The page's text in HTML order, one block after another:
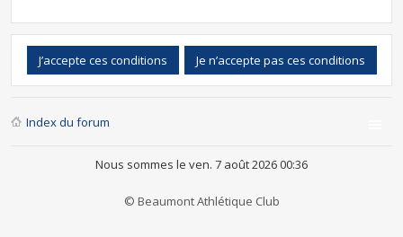
Index du forum
Nous sommes le ven. 7 août 2026 00:36
© Beaumont Athlétique Club